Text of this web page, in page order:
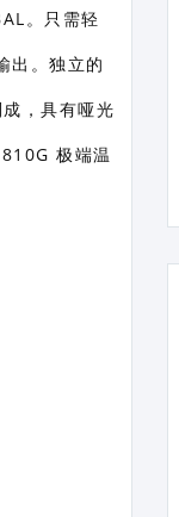
。只需轻
出。独立的
，具有哑光
极端温